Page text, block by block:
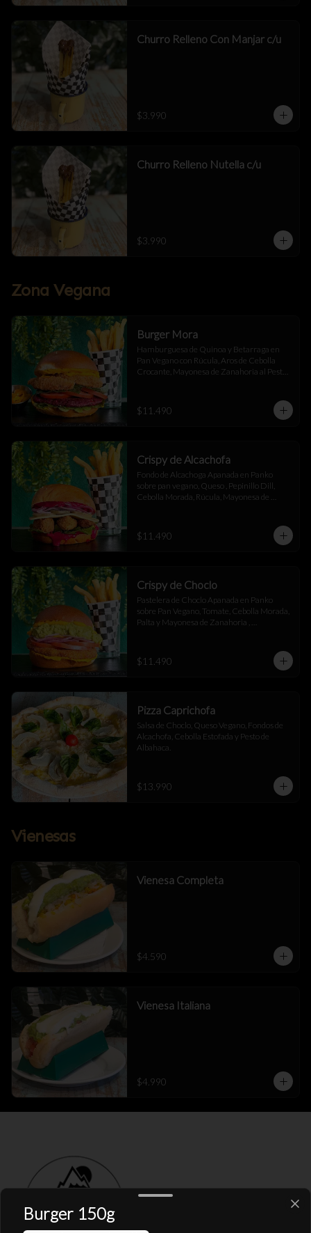
Churro Relleno Con Manjar c/u
$3.990
Churro Relleno Nutella c/u
$3.990
Zona Vegana
Burger Mora
Hamburguesa de Quinoa y Betarraga en
Pan Vegano con Rúcula, Aros de Cebolla
Crocante, Mayonesa de Zanahoria al Pesto,
$11.490
Crispy de Alcachofa
Fondo de Alcachoga Apanada en Panko
sobre pan vegano, Queso , Pepinillo Dill,
Cebolla Morada, Rúcula, Mayonesa de
$11.490
Crispy de Choclo
Pastelera de Choclo Apanada en Panko
sobre Pan Vegano, Tomate, Cebolla Morada,
Palta y Mayonesa de Zanahoria ,
$11.490
Pizza Caprichofa
Salsa de Choclo, Queso Vegano, Fondos de
Alcachofa, Cebolla Estofada y Pesto de
Albahaca.
$13.990
Vienesas
Vienesa Completa
$4.590
Vienesa Italiana
$4.990
Burger 150g